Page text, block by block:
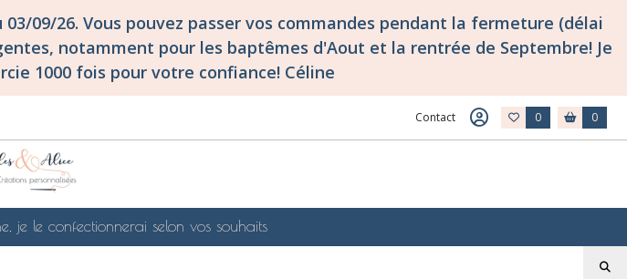
09/26. Vous pouvez passer vos commandes pendant la fermeture (délai
notamment pour les baptêmes d'Aout et la rentrée de Septembre! Je
1000 fois pour votre confiance! Céline
Contact 0 0
je le confectionnerai selon vos souhaits